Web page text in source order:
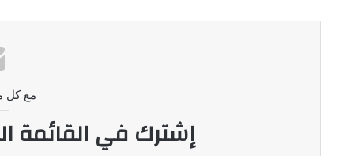
مع كل
إشترك في القائمة